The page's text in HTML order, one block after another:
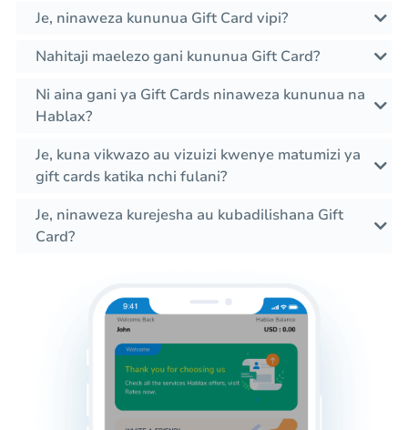
Je, ninaweza kununua Gift Card vipi?
Nahitaji maelezo gani kununua Gift Card?
Ni aina gani ya Gift Cards ninaweza kununua na
Hablax?
Je, kuna vikwazo au vizuizi kwenye matumizi ya
gift cards katika nchi fulani?
Je, ninaweza kurejesha au kubadilishana Gift
Card?